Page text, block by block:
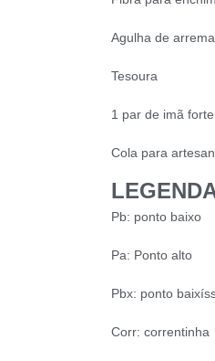
Agulha de
Tesoura
1 par de imã
Cola para
Pb: ponto baixo
Pa: Ponto alto
Pbx: ponto
Corr: correntinha